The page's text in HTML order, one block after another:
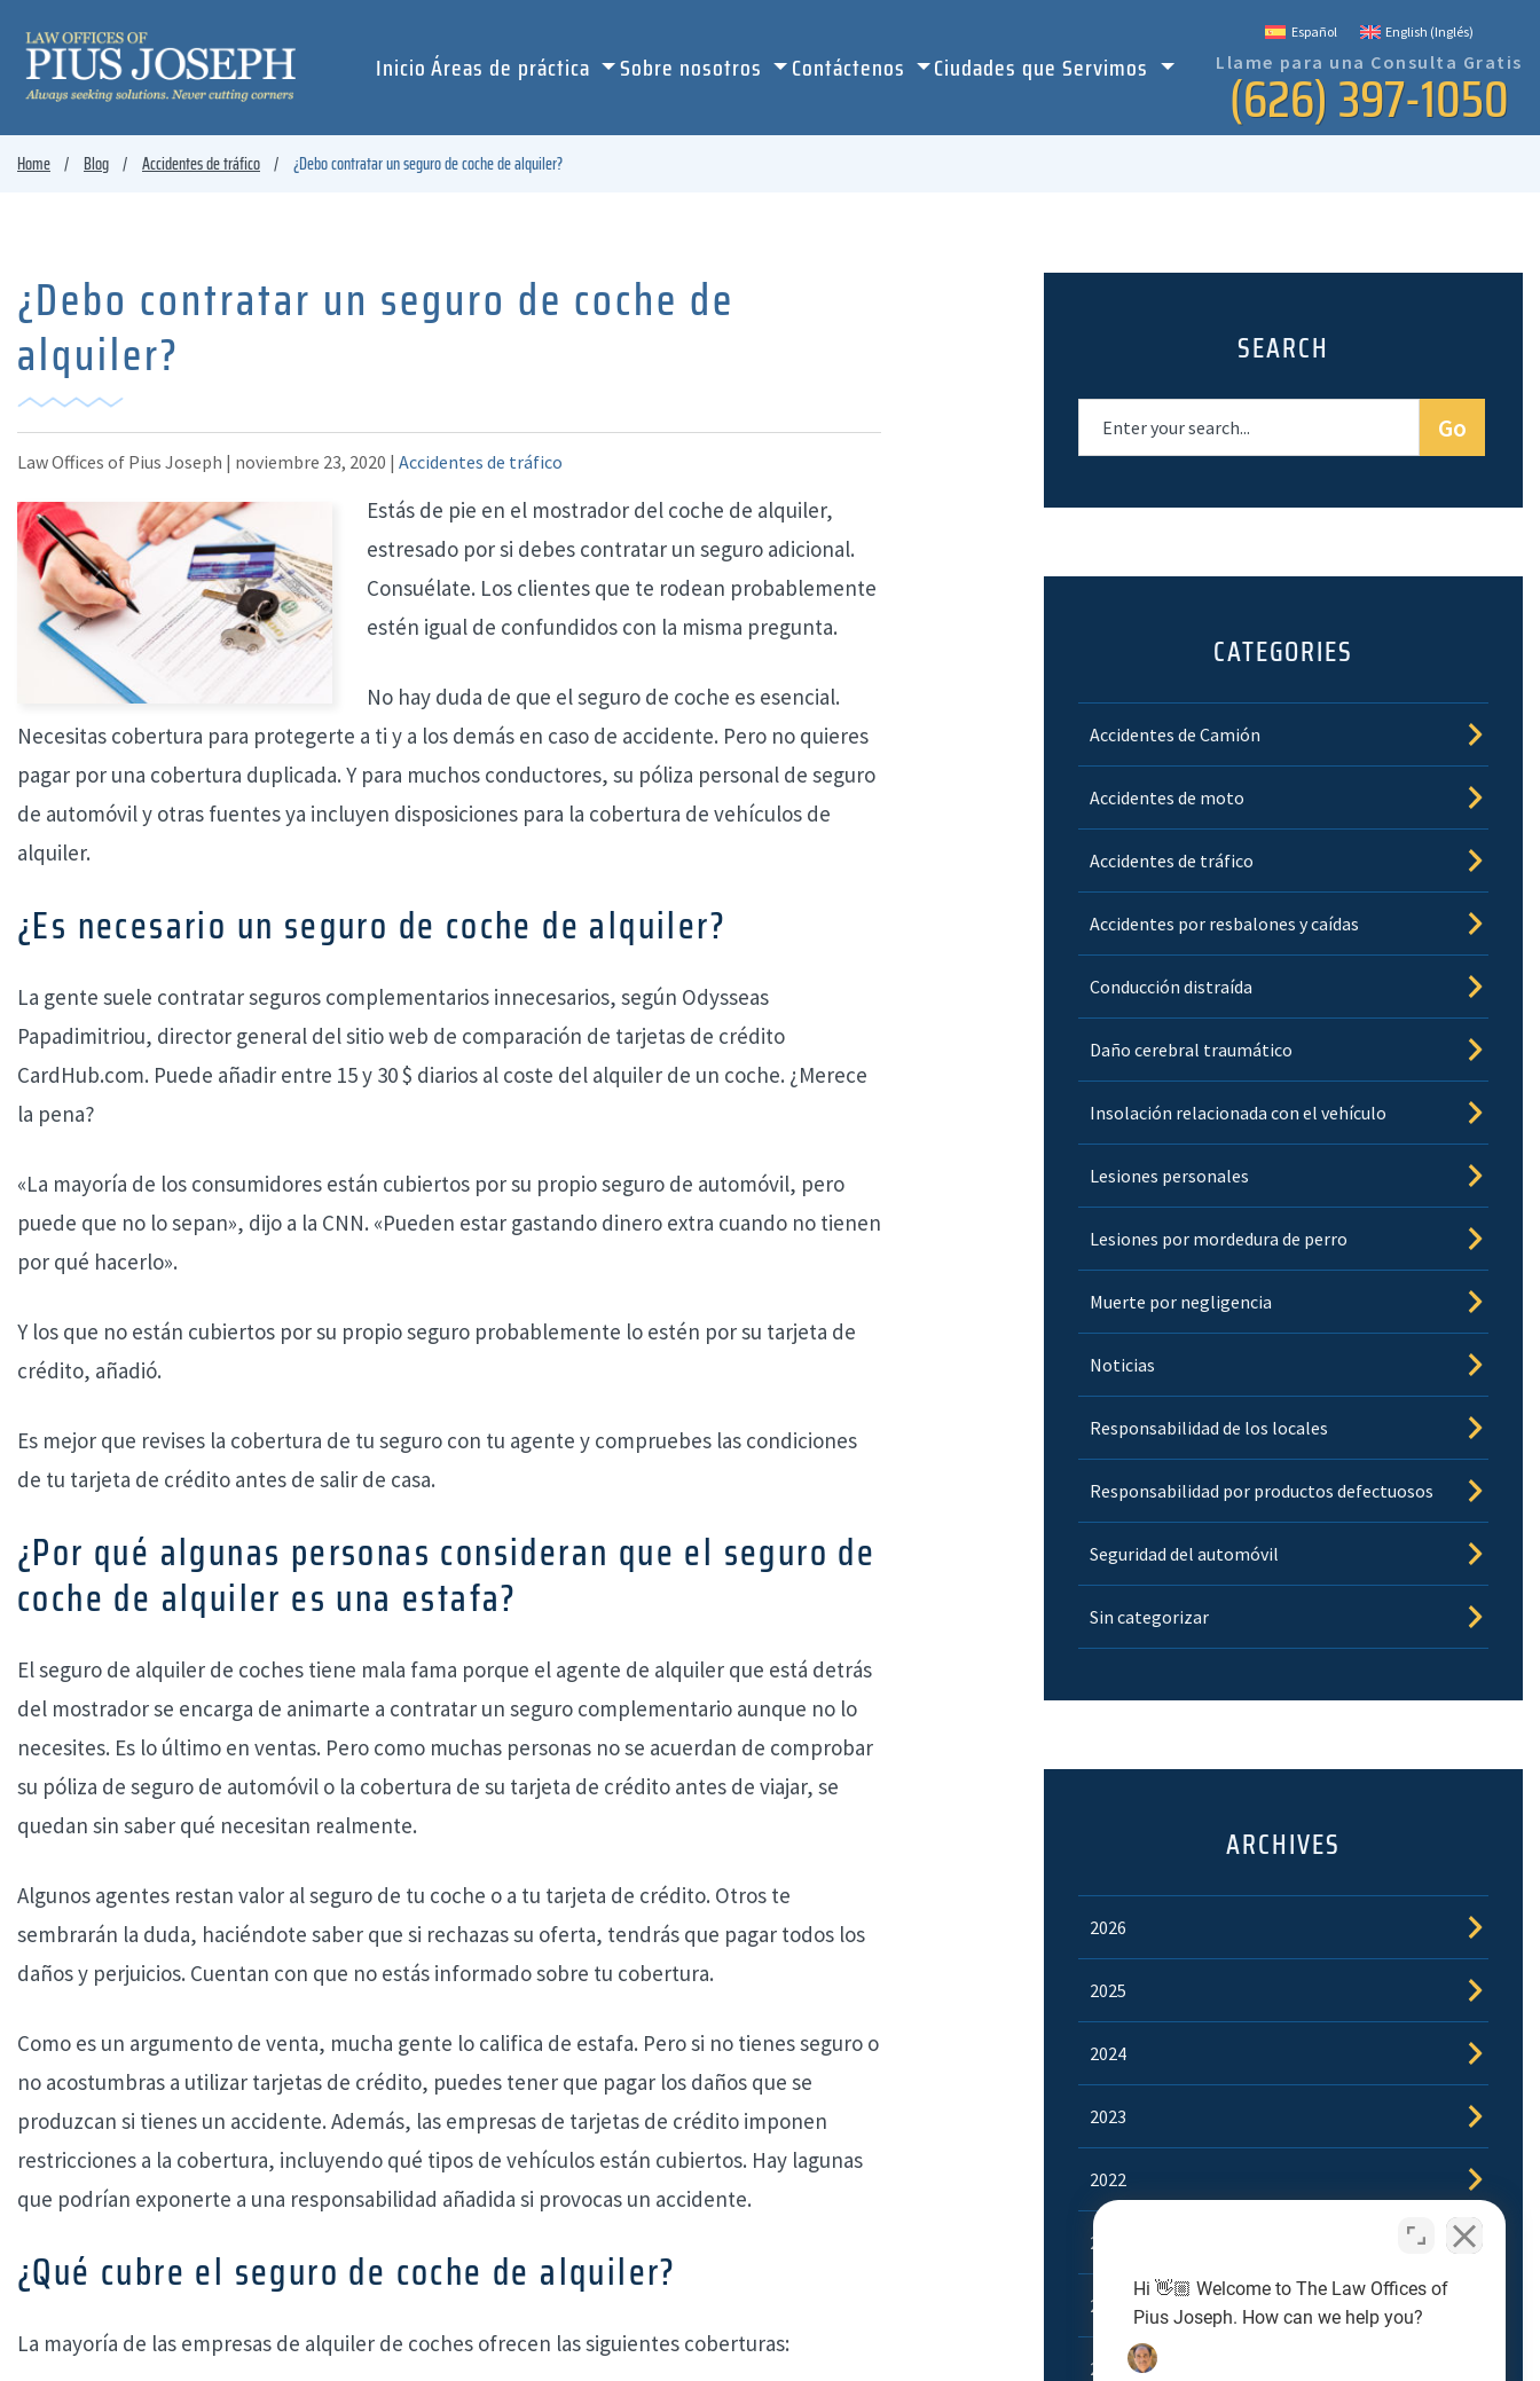
InicioÁreas de práctica Sobre nosotros Contáctenos Ciudades que Servimos
Español English (Inglés)
Llame para una Consulta Gratis
(626) 397-1050
Home Blog Accidentes de tráfico ¿Debo contratar un seguro de coche de alquiler?
¿Debo contratar un seguro de coche de
alquiler?
Law Offices of Pius Joseph | noviembre 23, 2020 | Accidentes de tráfico
Estás de pie en el mostrador del coche de alquiler,
estresado por si debes contratar un seguro adicional.
Consuélate. Los clientes que te rodean probablemente
estén igual de confundidos con la misma pregunta.
No hay duda de que el seguro de coche es esencial.
Necesitas cobertura para protegerte a ti y a los demás en caso de accidente. Pero no quieres
pagar por una cobertura duplicada. Y para muchos conductores, su póliza personal de seguro
de automóvil y otras fuentes ya incluyen disposiciones para la cobertura de vehículos de
alquiler.
¿Es necesario un seguro de coche de alquiler?
La gente suele contratar seguros complementarios innecesarios, según Odysseas
Papadimitriou, director general del sitio web de comparación de tarjetas de crédito
CardHub.com. Puede añadir entre 15 y 30 $ diarios al coste del alquiler de un coche. ¿Merece
la pena?
«La mayoría de los consumidores están cubiertos por su propio seguro de automóvil, pero
puede que no lo sepan», dijo a la CNN. «Pueden estar gastando dinero extra cuando no tienen
por qué hacerlo».
Y los que no están cubiertos por su propio seguro probablemente lo estén por su tarjeta de
crédito, añadió.
Es mejor que revises la cobertura de tu seguro con tu agente y compruebes las condiciones
de tu tarjeta de crédito antes de salir de casa.
¿Por qué algunas personas consideran que el seguro de
coche de alquiler es una estafa?
El seguro de alquiler de coches tiene mala fama porque el agente de alquiler que está detrás
del mostrador se encarga de animarte a contratar un seguro complementario aunque no lo
necesites. Es lo último en ventas. Pero como muchas personas no se acuerdan de comprobar
su póliza de seguro de automóvil o la cobertura de su tarjeta de crédito antes de viajar, se
quedan sin saber qué necesitan realmente.
Algunos agentes restan valor al seguro de tu coche o a tu tarjeta de crédito. Otros te
sembrarán la duda, haciéndote saber que si rechazas su oferta, tendrás que pagar todos los
daños y perjuicios. Cuentan con que no estás informado sobre tu cobertura.
Como es un argumento de venta, mucha gente lo califica de estafa. Pero si no tienes seguro o
no acostumbras a utilizar tarjetas de crédito, puedes tener que pagar los daños que se
produzcan si tienes un accidente. Además, las empresas de tarjetas de crédito imponen
restricciones a la cobertura, incluyendo qué tipos de vehículos están cubiertos. Hay lagunas
que podrían exponerte a una responsabilidad añadida si provocas un accidente.
¿Qué cubre el seguro de coche de alquiler?
La mayoría de las empresas de alquiler de coches ofrecen las siguientes coberturas:
SEARCH
CATEGORIES
Accidentes de Camión
Accidentes de moto
Accidentes de tráfico
Accidentes por resbalones y caídas
Conducción distraída
Daño cerebral traumático
Insolación relacionada con el vehículo
Lesiones personales
Lesiones por mordedura de perro
Muerte por negligencia
Noticias
Responsabilidad de los locales
Responsabilidad por productos defectuosos
Seguridad del automóvil
Sin categorizar
ARCHIVES
2026
2025
2024
2023
2022
2021
2020
2019
Hi 👋🏼 Welcome to The Law Offices of
Pius Joseph. How can we help you?